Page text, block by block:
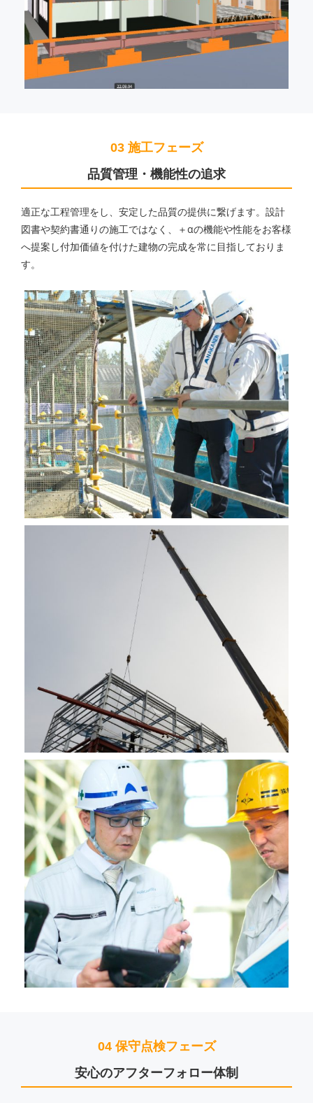
03 施工フェーズ
品質管理・機能性の追求
適正な工程管理をし、安定した品質の提供に繋げます。設計
図書や契約書通りの施工ではなく、＋αの機能や性能をお客様
へ提案し付加価値を付けた建物の完成を常に目指しておりま
す。
04 保守点検フェーズ
安心のアフターフォロー体制